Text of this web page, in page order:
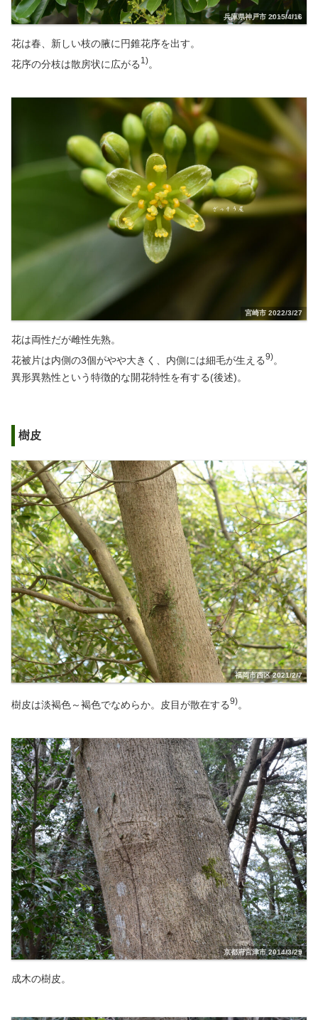
兵庫県神戸市 2015/4/16
花は春、新しい枝の腋に円錐花序を出す。
花序の分枝は散房状に広がる 1)。
宮崎市 2022/3/27
花は両性だが雌性先熟。
花被片は内側の3個がやや大きく、内側には細毛が生える9)
異形異熟性という特徴的な開花特性を有する(後述)。
樹皮
福岡市西区 2021/2/7
樹皮は淡褐色～褐色でなめらか。皮目が散在する9)。
京都府宮津市 2014/3/29
成木の樹皮。